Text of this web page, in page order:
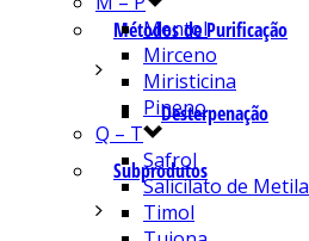
Métodos de Purificação
Desterpenação
Subprodutos
Mentol
Mirceno
Miristicina
Pineno
Q – T
Safrol
Salicilato de Metila
Timol